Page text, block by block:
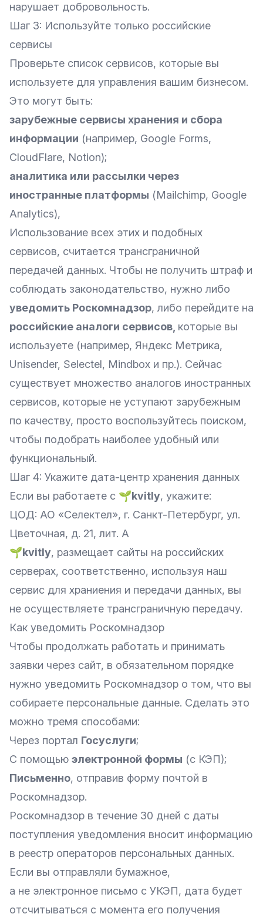
нарушает добровольность.
Шаг 3: Используйте только российские
сервисы
Проверьте список сервисов, которые вы
используете для управления вашим бизнесом.
Это могут быть:
зарубежные сервисы хранения и сбора
информации (например, Google Forms,
CloudFlare, Notion);
аналитика или рассылки через
иностранные платформы (Mailchimp, Google
Analytics),
Использование всех этих и подобных
сервисов, считается трансграничной
передачей данных. Чтобы не получить штраф и
соблюдать законодательство, нужно либо
уведомить Роскомнадзор, либо перейдите на
российские аналоги сервисов, которые вы
используете (например, Яндекс Метрика,
Unisender, Selectel, Mindbox и пр.). Сейчас
существует множество аналогов иностранных
сервисов, которые не уступают зарубежным
по качеству, просто воспользуйтесь поиском,
чтобы подобрать наиболее удобный или
функциональный.
Шаг 4: Укажите дата-центр хранения данных
Если вы работаете с 🌱kvitly, укажите:
ЦОД: АО «Селектел», г. Санкт-Петербург, ул.
Цветочная, д. 21, лит. А
🌱kvitly, размещает сайты на российских
серверах, соответственно, используя наш
сервис для храниения и передачи данных, вы
не осуществляете трансграничную передачу.
Как уведомить Роскомнадзор
Чтобы продолжать работать и принимать
заявки через сайт, в обязательном порядке
нужно уведомить Роскомнадзор о том, что вы
собираете персональные данные. Сделать это
можно тремя способами:
Через портал Госуслуги;
С помощью электронной формы (с КЭП);
Письменно, отправив форму почтой в
Роскомнадзор.
Роскомнадзор в течение 30 дней с даты
поступления уведомления вносит информацию
в реестр операторов персональных данных.
Если вы отправляли бумажное,
а не электронное письмо с УКЭП, дата будет
отсчитываться с момента его получения